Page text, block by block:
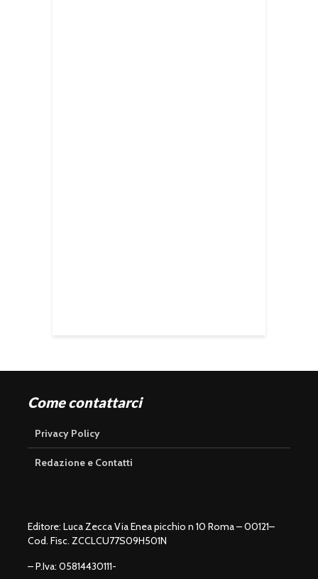
Come contattarci
Privacy Policy
Redazione e Contatti
Editore: Luca Zecca Via Enea picchio n 10 Roma – 00121–
Cod. Fisc. ZCCLCU77S09H501N
– P.Iva: 05814430111-